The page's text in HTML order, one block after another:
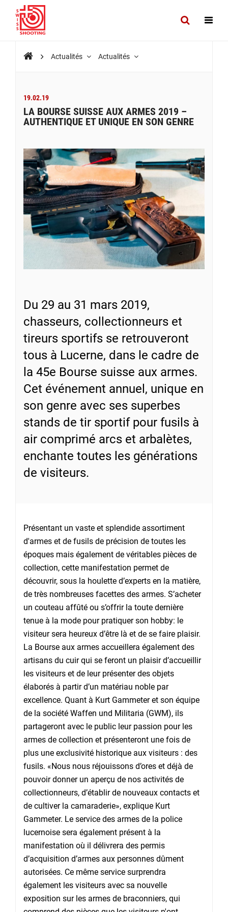
Actualités Actualités
19.02.19
LA BOURSE SUISSE AUX ARMES 2019 –
AUTHENTIQUE ET UNIQUE EN SON GENRE
Du 29 au 31 mars 2019,
chasseurs, collectionneurs et
tireurs sportifs se retrouveront
tous à Lucerne, dans le cadre de
la 45e Bourse suisse aux armes.
Cet événement annuel, unique en
son genre avec ses superbes
stands de tir sportif pour fusils à
air comprimé arcs et arbalètes,
enchante toutes les générations
de visiteurs.
Présentant un vaste et splendide assortiment
d'armes et de fusils de précision de toutes les
époques mais également de véritables pièces de
collection, cette manifestation permet de
découvrir, sous la houlette d’experts en la matière,
de très nombreuses facettes des armes. S’acheter
un couteau affûté ou s’offrir la toute dernière
tenue à la mode pour pratiquer son hobby: le
visiteur sera heureux d’être là et de se faire plaisir.
La Bourse aux armes accueillera également des
artisans du cuir qui se feront un plaisir d’accueillir
les visiteurs et de leur présenter des objets
élaborés à partir d’un matériau noble par
excellence. Quant à Kurt Gammeter et son équipe
de la société Waffen und Militaria (GWM), ils
partageront avec le public leur passion pour les
armes de collection et présenteront une fois de
plus une exclusivité historique aux visiteurs : des
fusils. «Nous nous réjouissons d’ores et déjà de
pouvoir donner un aperçu de nos activités de
collectionneurs, d’établir de nouveaux contacts et
de cultiver la camaraderie», explique Kurt
Gammeter. Le service des armes de la police
lucernoise sera également présent à la
manifestation où il délivrera des permis
d’acquisition d’armes aux personnes dûment
autorisées. Ce même service surprendra
également les visiteurs avec sa nouvelle
exposition sur les armes de braconniers, qui